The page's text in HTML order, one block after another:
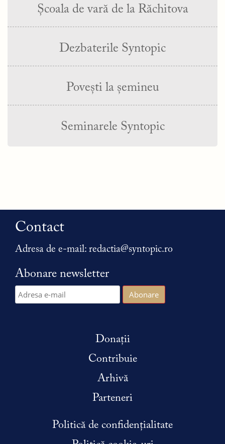
Școala de vară de la Răchitova
Dezbaterile Syntopic
Povești la șemineu
Seminarele Syntopic
Contact
Adresa de e-mail: redactia@syntopic.ro
Abonare newsletter
Donații
Contribuie
Arhivă
Parteneri
Politică de confidențialitate